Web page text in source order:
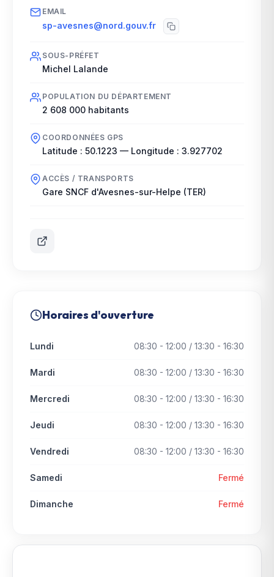
EMAIL
sp-avesnes@nord.gouv.fr
SOUS-PRÉFET
Michel Lalande
POPULATION DU DÉPARTEMENT
2 608 000 habitants
COORDONNÉES GPS
Latitude : 50.1223 — Longitude : 3.927702
ACCÈS / TRANSPORTS
Gare SNCF d'Avesnes-sur-Helpe (TER)
Horaires d'ouverture
Lundi 08:30 - 12:00 / 13:30 - 16:30
Mardi 08:30 - 12:00 / 13:30 - 16:30
Mercredi 08:30 - 12:00 / 13:30 - 16:30
Jeudi 08:30 - 12:00 / 13:30 - 16:30
Vendredi 08:30 - 12:00 / 13:30 - 16:30
Samedi Fermé
Dimanche Fermé